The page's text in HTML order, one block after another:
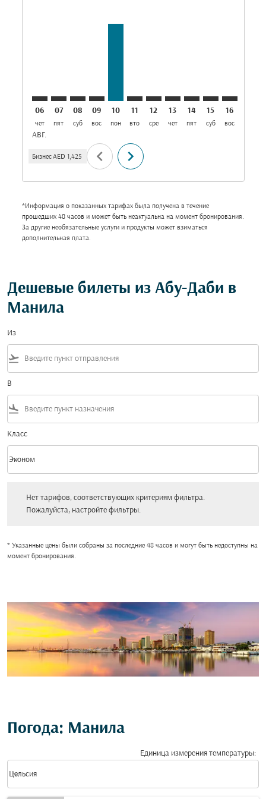
06
чет
АВГ.
07
пят
08
суб
09
вос
10
пон
11
вто
12
сре
13
чет
14
пят
15
суб
16
вос
Бизнес AED 1,425 chevron_left chevron_right
*Информация о показанных тарифах была получена в течение
прошедших 48 часов и может быть неактуальна на момент бронирования.
За другие необязательные услуги и продукты может взиматься
дополнительная плата.
Дешевые билеты из Абу-Даби в
Манила
Из
flight_takeoff
В
flight_land
Класс
Класс option Эконом Selected
Эконом
keyboard_arrow_down
Нет тарифов, соответствующих критериям фильтра.
Пожалуйста, настройте фильтры.
* Указанные цены были собраны за последние 48 часов и могут быть недоступны на
момент бронирования.
Погода: Манила
Единица измерения температуры:
Цельсия
keyboard_arrow_down